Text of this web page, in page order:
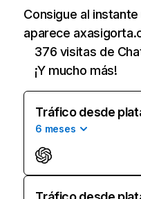
Consigue al
aparece
376 visitas de
¡Y mucho más!
Tráfico desde
6 meses